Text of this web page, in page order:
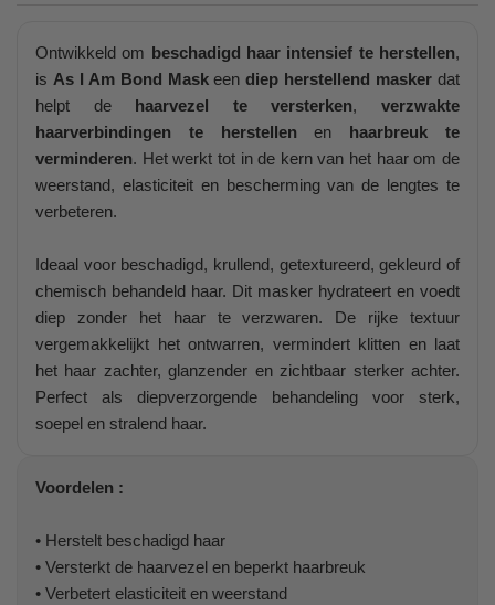
Ontwikkeld om beschadigd haar intensief te herstellen,
is As I Am Bond Maskeendiep herstellend masker dat
helpt de haarvezel te versterken,verzwakte
haarverbindingen te herstellen en haarbreuk te
verminderen. Het werkt tot in de kern van het haar om de
weerstand, elasticiteit en bescherming van de lengtes te
verbeteren.
Ideaal voor beschadigd, krullend, getextureerd, gekleurd of
chemisch behandeld haar. Dit masker hydrateert en voedt
diep zonder het haar te verzwaren. De rijke textuur
vergemakkelijkt het ontwarren, vermindert klitten en laat
het haar zachter, glanzender en zichtbaar sterker achter.
Perfect als diepverzorgende behandeling voor sterk,
soepel en stralend haar.
Voordelen :
• Herstelt beschadigd haar
• Versterkt de haarvezel en beperkt haarbreuk
• Verbetert elasticiteit en weerstand